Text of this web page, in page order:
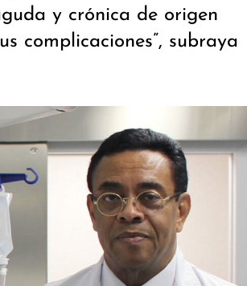
y crónica de origen
complicaciones”, subraya